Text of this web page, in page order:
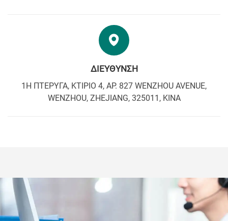
ΔΙΕΎΘΥΝΣΗ
1Η ΠΤΕΡΥΓΑ, ΚΤΙΡΙΟ 4, ΑΡ. 827 WENZHOU AVENUE,
WENZHOU, ZHEJIANG, 325011, ΚΙΝΑ